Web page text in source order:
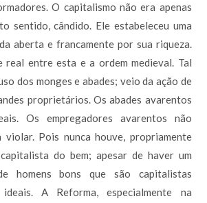
O capitalismo não era apenas
sentido, cândido. Ele estabeleceu uma
aberta e francamente por sua riqueza.
real entre esta e a ordem medieval. Tal
dos monges e abades; veio da ação de
proprietários. Os abades avarentos
Os empregadores avarentos não
violar. Pois nunca houve, propriamente
do bem; apesar de haver um
homens bons que são capitalistas
A Reforma, especialmente na